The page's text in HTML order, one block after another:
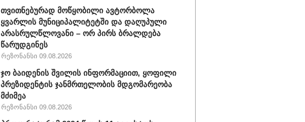
თვითნებურად მოწყობილი ავტორბოლა
ყვარლის მუნიციპალიტეტში და დაღუპული
არასრულწლოვანი – ორ პირს ბრალდება
წარუდგინეს
რეზონანსი 09.08.2026
ჯო ბაიდენის შვილის ინფორმაციით, ყოფილი
პრეზიდენტის ჯანმრთელობის მდგომარეობა
მძიმეა
რეზონანსი 09.08.2026